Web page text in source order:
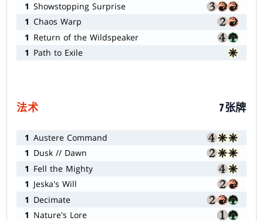
1 Showstopping Surprise
1 Chaos Warp
1 Return of the Wildspeaker
1 Path to Exile
法术 7张牌
1 Austere Command
1 Dusk // Dawn
1 Fell the Mighty
1 Jeska's Will
1 Decimate
1 Nature's Lore